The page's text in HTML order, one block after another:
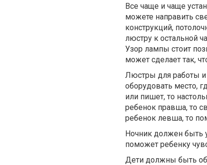
Все чаще и чаще
можете направить
конструкций,
люстру к остальной
Узор лампы стоит
может сделает так,
Люстры для работы
оборудовать место,
или пишет, то
ребенок правша, то
ребенок левша, то
Ночник должен быть
поможет ребенку
Дети должны быть